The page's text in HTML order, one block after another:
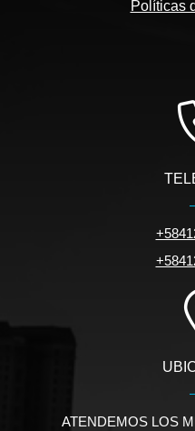
Políticas
ATENDEMOS LOS